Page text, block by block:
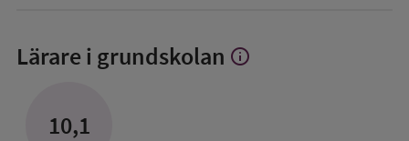
Lärare i grundskolan Visa
info
10,1